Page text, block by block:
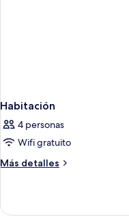
Habitación
4 personas
Wifi gratuito
Más detalles
Más